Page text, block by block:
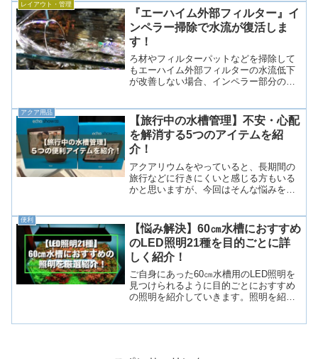
に凍結してしまわなければ越冬すること
ができます。水面が凍結する...
レイアウト・管理
『エーハイム外部フィルター』イ
ンペラー掃除で水流が復活しま
す！
ろ材やフィルターパットなどを掃除して
もエーハイム外部フィルターの水流低下
が改善しない場合、インペラー部分の掃
良くならない！」といった悩みをお持ち
の方にも参考にしていただ...
アクア用品
【旅行中の水槽管理】不安・心配
を解消する5つのアイテムを紹
介！
アクアリウムをやっていると、長期間の
旅行などに行きにくいと感じる方もいる
かと思いますが、今回はそんな悩みを解
熱帯魚たちは1週間くらいは餌をあげなく
ても餓死してしまうこと...
便利
【悩み解決】60㎝水槽におすすめ
のLED照明21種を目的ごとに詳
しく紹介！
ご自身にあった60㎝水槽用のLED照明を
見つけられるように目的ごとにおすすめ
の照明を紹介していきます。照明を紹介